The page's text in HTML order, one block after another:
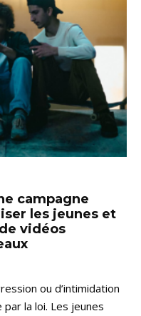
campagne
les jeunes et
vidéos
ou d’intimidation
la loi. Les jeunes